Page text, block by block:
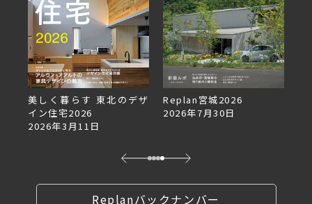
美しく暮らす 東北のデザ
イン住宅2026
2026年3月11日
Replan宮城2026
2026年7月30日
Replanバックナンバー